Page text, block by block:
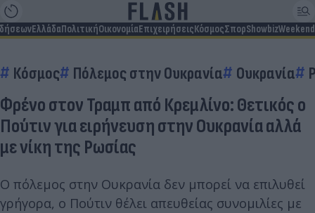
ΕλλάδαΠολιτικήΟικονομίαΕπιχειρήσειςΚόσμοςΣπορShowbizWeekend
Κόσμος Πόλεμος στην Ουκρανία Ουκρανία
Φρένο στον Τραμπ από Κρεμλίνο: Θετικός ο
Πούτιν για ειρήνευση στην Ουκρανία αλλά
με νίκη της Ρωσίας
Ο πόλεμος στην Ουκρανία δεν μπορεί να επιλυθεί
γρήγορα, ο Πούτιν θέλει απευθείας συνομιλίες με